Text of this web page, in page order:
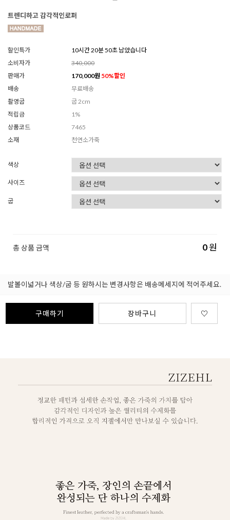
트렌디하고 감각적인로퍼
할인특가
10시간 20분 48초 남았습니다
소비자가
340,000
판매가
170,000원 50%할인
배송
무료배송
촬영굽
굽 2cm
적립금
1%
상품코드
7465
소재
천연소가죽
색상
사이즈
굽
총 상품 금액 0원
발볼이넓거나 색상/굽 등 원하시는 변경사항은 배송메세지에 적어주세요.
구매하기 장바구니 ♡